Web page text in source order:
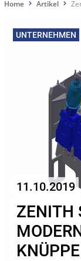
Home Artikel
UNTERNEHMEN
11.10.2019
ZENITH